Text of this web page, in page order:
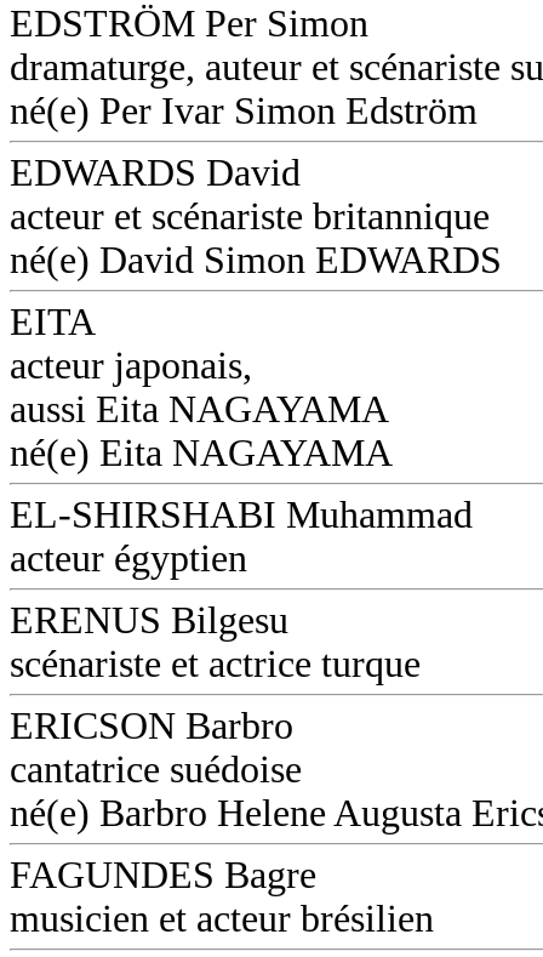
EDSTRÖM Per Simon
dramaturge, auteur et scénariste
né(e) Per Ivar Simon Edström
EDWARDS David
acteur et scénariste britannique
né(e) David Simon EDWARDS
EITA
acteur japonais,
aussi Eita NAGAYAMA
né(e) Eita NAGAYAMA
EL-SHIRSHABI Muhammad
acteur égyptien
ERENUS Bilgesu
scénariste et actrice turque
ERICSON Barbro
cantatrice suédoise
né(e) Barbro Helene Augusta
FAGUNDES Bagre
musicien et acteur brésilien